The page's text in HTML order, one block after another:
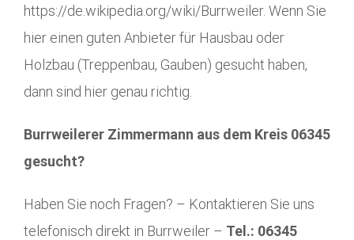
https://de.wikipedia.org/wiki/Burrweiler. Wenn Sie
hier einen guten Anbieter für Hausbau oder
Holzbau (Treppenbau, Gauben) gesucht haben,
dann sind hier genau richtig.
Burrweilerer Zimmermann aus dem Kreis 06345
gesucht?
Haben Sie noch Fragen? – Kontaktieren Sie uns
telefonisch direkt in Burrweiler – Tel.: 06345